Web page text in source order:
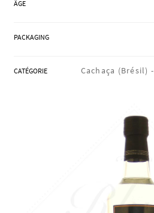
ÂGE
PACKAGING
CATÉGORIE Cachaça (Brésil) -